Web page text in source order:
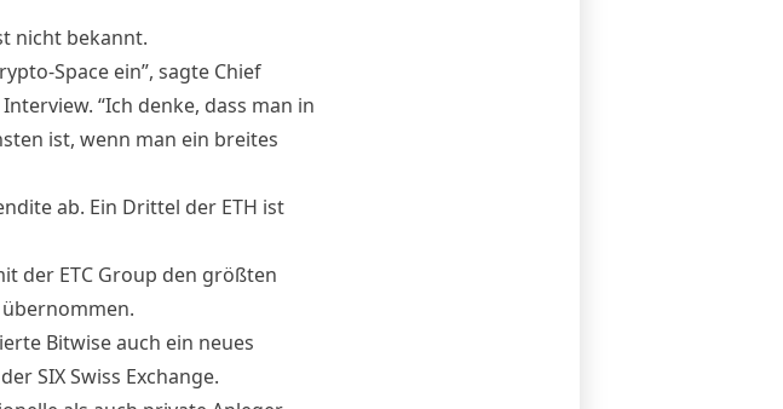
nicht bekannt.
Space ein”, sagte Chief
“Ich denke, dass man in
ist, wenn man ein breites
ab. Ein Drittel der ETH ist
der ETC Group den größten
übernommen.
Bitwise auch ein neues
SIX Swiss Exchange.